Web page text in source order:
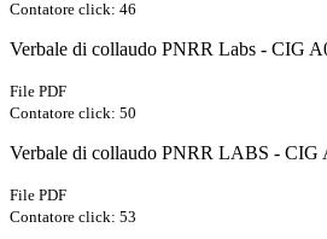
Contatore click: 46
Verbale di collaudo PNRR Labs - CIG
File PDF
Contatore click: 50
Verbale di collaudo PNRR LABS -
File PDF
Contatore click: 53